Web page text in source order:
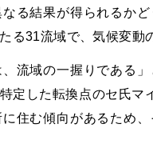
る結果が得られるか
る31流域で、気候変動
流域の一握りである
定した転換点のセ氏マ
住む傾向があるため